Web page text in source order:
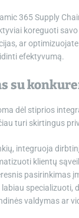
365 Supply
koreguoti
ar
efektyvumą.
su
dėl stiprios
turi skirtingus
integruoja
klientų
pasirinkimas
valdymas ar